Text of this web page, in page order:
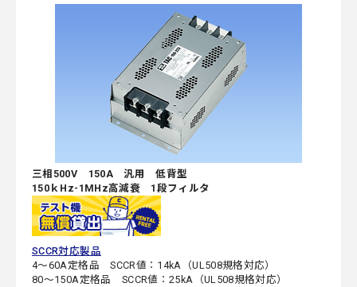
三相500V 150A 汎用 低背型
150ｋHz-1MHz高減衰 1段フィルタ
SCCR対応製品
4～60A定格品 SCCR値：14kA（UL508規格対応）
80～150A定格品 SCCR値：25kA（UL508規格対応）